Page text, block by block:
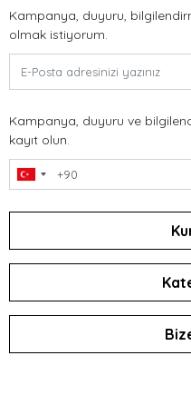
Kampanya, duyuru,
olmak istiyorum.
Kampanya, duyuru ve
kayıt olun.